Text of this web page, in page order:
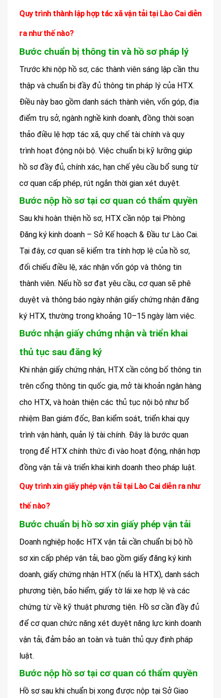
Quy trình thành lập hợp tác xã vận tải tại Lào Cai diễn
ra như thế nào?
Bước chuẩn bị thông tin và hồ sơ pháp lý
Trước khi nộp hồ sơ, các thành viên sáng lập cần thu
thập và chuẩn bị đầy đủ thông tin pháp lý của HTX.
Điều này bao gồm danh sách thành viên, vốn góp, địa
điểm trụ sở, ngành nghề kinh doanh, đồng thời soạn
thảo điều lệ hợp tác xã, quy chế tài chính và quy
trình hoạt động nội bộ. Việc chuẩn bị kỹ lưỡng giúp
hồ sơ đầy đủ, chính xác, hạn chế yêu cầu bổ sung từ
cơ quan cấp phép, rút ngắn thời gian xét duyệt.
Bước nộp hồ sơ tại cơ quan có thẩm quyền
Sau khi hoàn thiện hồ sơ, HTX cần nộp tại Phòng
Đăng ký kinh doanh – Sở Kế hoạch & Đầu tư Lào Cai.
Tại đây, cơ quan sẽ kiểm tra tính hợp lệ của hồ sơ,
đối chiếu điều lệ, xác nhận vốn góp và thông tin
thành viên. Nếu hồ sơ đạt yêu cầu, cơ quan sẽ phê
duyệt và thông báo ngày nhận giấy chứng nhận đăng
ký HTX, thường trong khoảng 10–15 ngày làm việc.
Bước nhận giấy chứng nhận và triển khai
thủ tục sau đăng ký
Khi nhận giấy chứng nhận, HTX cần công bố thông tin
trên cổng thông tin quốc gia, mở tài khoản ngân hàng
cho HTX, và hoàn thiện các thủ tục nội bộ như bổ
nhiệm Ban giám đốc, Ban kiểm soát, triển khai quy
trình vận hành, quản lý tài chính. Đây là bước quan
trọng để HTX chính thức đi vào hoạt động, nhận hợp
đồng vận tải và triển khai kinh doanh theo pháp luật.
Quy trình xin giấy phép vận tải tại Lào Cai diễn ra như
thế nào?
Bước chuẩn bị hồ sơ xin giấy phép vận tải
Doanh nghiệp hoặc HTX vận tải cần chuẩn bị bộ hồ
sơ xin cấp phép vận tải, bao gồm giấy đăng ký kinh
doanh, giấy chứng nhận HTX (nếu là HTX), danh sách
phương tiện, bảo hiểm, giấy tờ lái xe hợp lệ và các
chứng từ về kỹ thuật phương tiện. Hồ sơ cần đầy đủ
để cơ quan chức năng xét duyệt năng lực kinh doanh
vận tải, đảm bảo an toàn và tuân thủ quy định pháp
luật.
Bước nộp hồ sơ tại cơ quan có thẩm quyền
Hồ sơ sau khi chuẩn bị xong được nộp tại Sở Giao